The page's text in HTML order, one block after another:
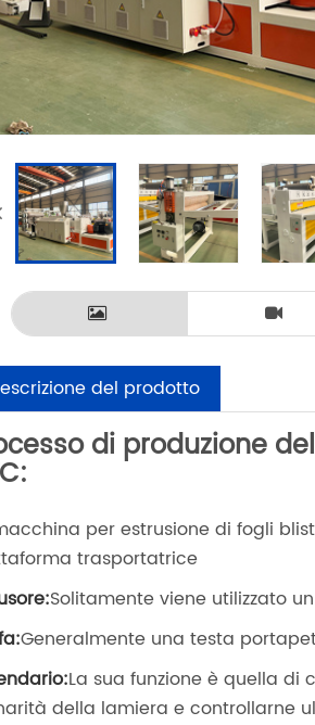
del prodotto
di produzione
per estrusione di fogli
trasportatrice
Solitamente viene utilizzato
Generalmente una testa
La sua funzione è quella
della lamiera e controllarne